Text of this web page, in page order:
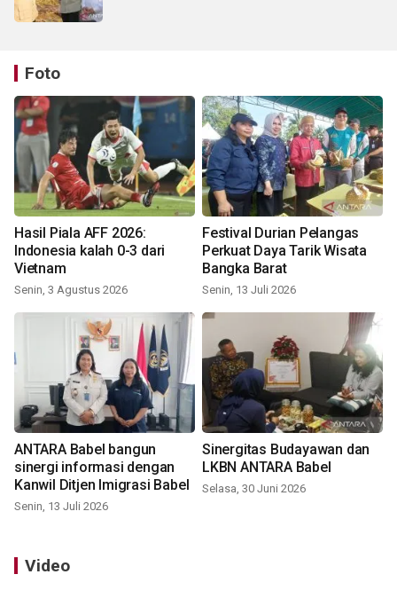
Foto
Hasil Piala AFF 2026:
Indonesia kalah 0-3 dari
Vietnam
Senin, 3 Agustus 2026
Festival Durian Pelangas
Perkuat Daya Tarik Wisata
Bangka Barat
Senin, 13 Juli 2026
ANTARA Babel bangun
sinergi informasi dengan
Kanwil Ditjen Imigrasi Babel
Senin, 13 Juli 2026
Sinergitas Budayawan dan
LKBN ANTARA Babel
Selasa, 30 Juni 2026
Video